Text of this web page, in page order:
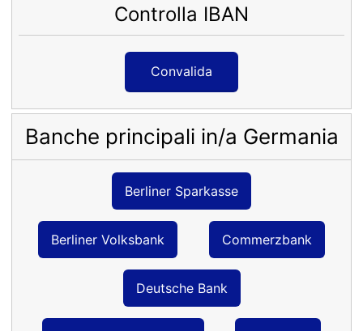
Controlla IBAN
Convalida
Banche principali in/a Germania
Berliner Sparkasse
Berliner Volksbank Commerzbank
Deutsche Bank